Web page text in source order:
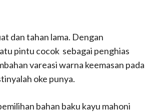
dan tahan lama. Dengan
pintu cocok sebagai penghias
vareasi warna keemasan pada
oke punya.
bahan baku kayu mahoni